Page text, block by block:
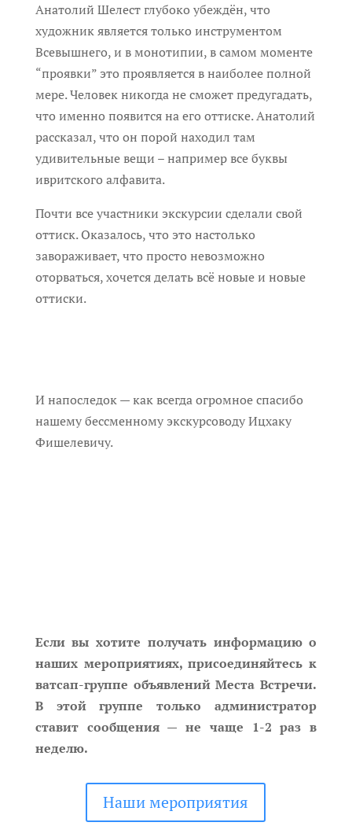
Анатолий Шелест глубоко убеждён, что
художник является только инструментом
Всевышнего, и в монотипии, в самом моменте
“проявки” это проявляется в наиболее полной
мере. Человек никогда не сможет предугадать,
что именно появится на его оттиске. Анатолий
рассказал, что он порой находил там
удивительные вещи – например все буквы
ивритского алфавита.
Почти все участники экскурсии сделали свой
оттиск. Оказалось, что это настолько
завораживает, что просто невозможно
оторваться, хочется делать всё новые и новые
оттиски.
И напоследок — как всегда огромное спасибо
нашему бессменному экскурсоводу Ицхаку
Фишелевичу.
Если вы хотите получать информацию о
наших мероприятиях, присоединяйтесь к
ватсап-группе объявлений Места Встречи.
В этой группе только администратор
ставит сообщения — не чаще 1-2 раз в
неделю.
Наши мероприятия